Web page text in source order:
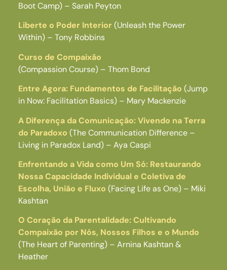
Boot Camp) – Sarah Peyton
Liberte o Poder Interior (Unleash the Power
Within) – Tony Robbins
Curso de Compaixão
(Compassion Course) – Thom Bond
Entre Agora: Fundamentos de Facilitação (Jump
in Now: Facilitation Basics) – Mary Mackenzie
A Diferença da Comunicação: Vivendo na Terra
do Paradoxo (The Communication Difference –
Living in Paradox Land) – Aya Caspi
Enfrentando a Vida como Um Só: Restaurando
Nossa Capacidade Individual e Coletiva de
Escolha, União e Fluxo (Facing Life as One) – Miki
Kashtan
O Coração da Parentalidade: Cultivando
Compaixão por Nós, Nossos Filhos e o Mundo
(The Heart of Parenting) – Arnina Kashtan &
Heather